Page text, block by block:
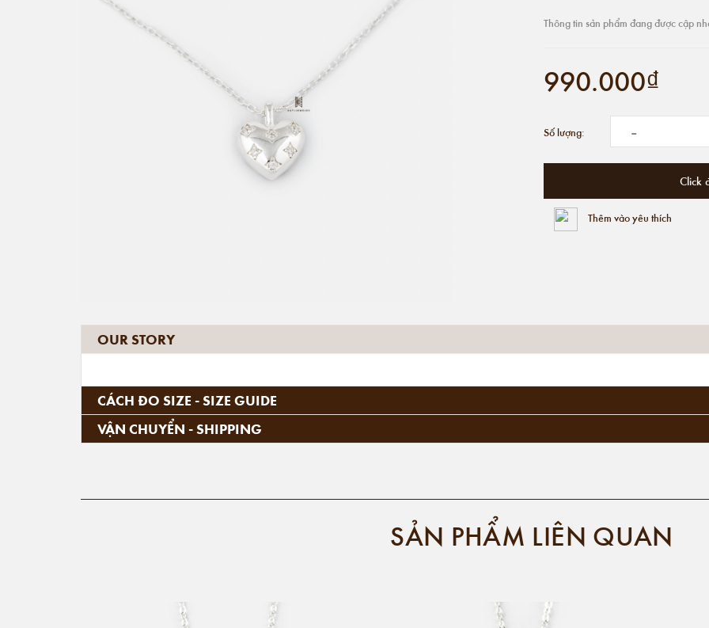
Thông tin sản phẩm đang được cập
990.000₫
Số lượng: -
Click
Thêm vào yêu thích
OUR STORY
CÁCH ĐO SIZE - SIZE GUIDE
VẬN CHUYỂN - SHIPPING
SẢN PHẨM LIÊN QUAN